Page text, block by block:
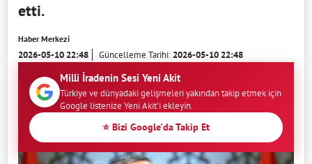
etti.
Haber Merkezi
2026-05-10 22:48 Güncelleme Tarihi:2026-05-10 22:48
Milli İradenin Sesi Yeni Akit
Türkiye ve dünyadaki gelişmeleri yakından takip etmek için
Google listenize Yeni Akit'i ekleyin.
⭐ Bizi Google'da Takip Et